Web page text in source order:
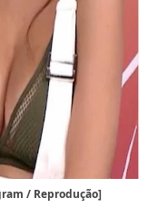
/ Reprodução]